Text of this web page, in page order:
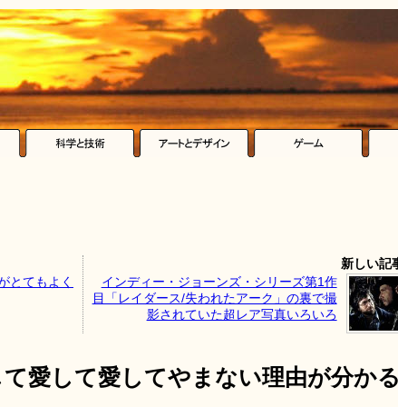
とてもよく
新しい記
インディー・ジョーンズ・シリーズ第1作
目「レイダース/失われたアーク」の裏で撮
影されていた超レア写真いろいろ
愛して愛してやまない理由が分か